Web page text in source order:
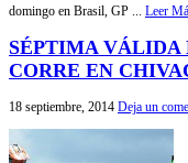
domingo en Brasil, GP ... Leer
SÉPTIMA VÁLIDA
CORRE EN
18 septiembre, 2014 Deja un